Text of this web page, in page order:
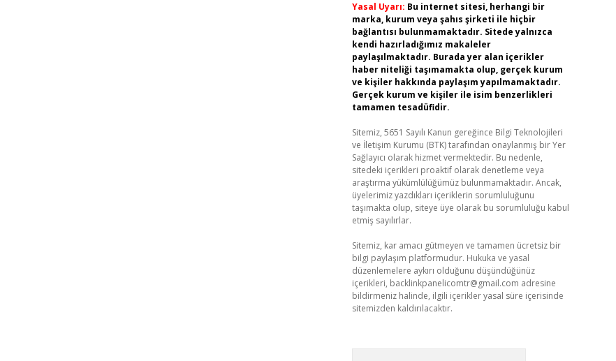
Yasal Uyarı: Bu internet sitesi, herhangi bir
marka, kurum veya şahıs şirketi ile hiçbir
bağlantısı bulunmamaktadır. Sitede yalnızca
kendi hazırladığımız makaleler
paylaşılmaktadır. Burada yer alan içerikler
haber niteliği taşımamakta olup, gerçek kurum
ve kişiler hakkında paylaşım yapılmamaktadır.
Gerçek kurum ve kişiler ile isim benzerlikleri
tamamen tesadüfidir.
Sitemiz, 5651 Sayılı Kanun gereğince Bilgi Teknolojileri
ve İletişim Kurumu (BTK) tarafından onaylanmış bir Yer
Sağlayıcı olarak hizmet vermektedir. Bu nedenle,
sitedeki içerikleri proaktif olarak denetleme veya
araştırma yükümlülüğümüz bulunmamaktadır. Ancak,
üyelerimiz yazdıkları içeriklerin sorumluluğunu
taşımakta olup, siteye üye olarak bu sorumluluğu kabul
etmiş sayılırlar.
Sitemiz, kar amacı gütmeyen ve tamamen ücretsiz bir
bilgi paylaşım platformudur. Hukuka ve yasal
düzenlemelere aykırı olduğunu düşündüğünüz
içerikleri, backlinkpanelicomtr@gmail.com adresine
bildirmeniz halinde, ilgili içerikler yasal süre içerisinde
sitemizden kaldırılacaktır.